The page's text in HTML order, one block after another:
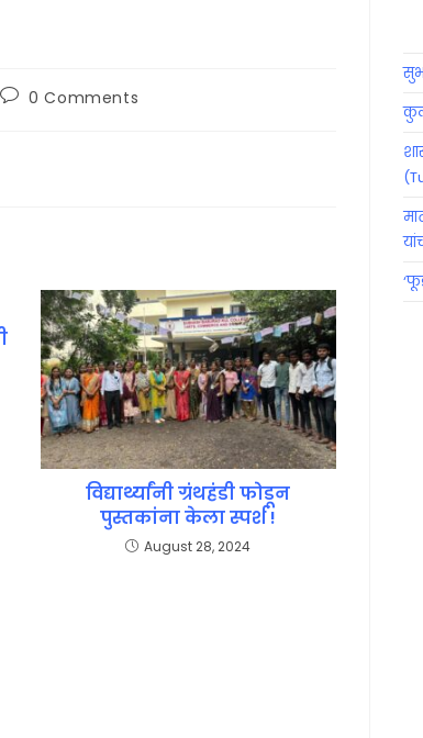
0 Comments
विद्यार्थ्यांनी ग्रंथहंडी फोडून
पुस्तकांना केला स्पर्श !
August 28, 2024